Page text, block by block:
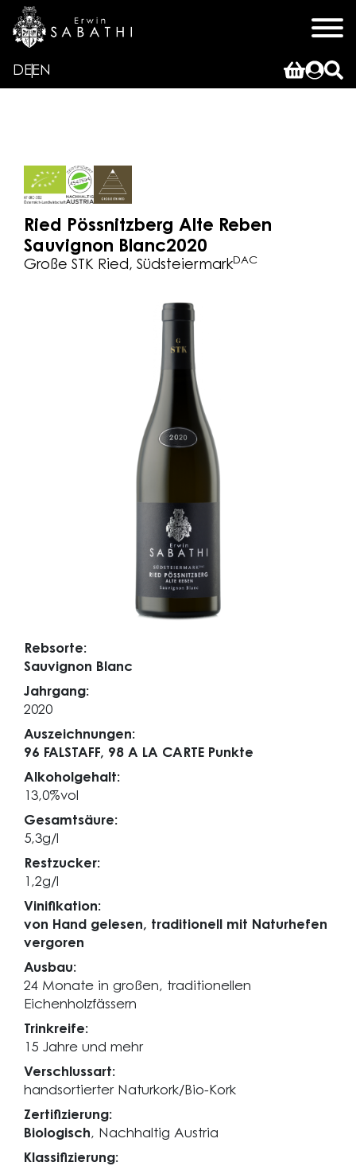
DEEN
Ried Pössnitzberg Alte Reben
Sauvignon Blanc2020
Große STK Ried, SüdsteiermarkDAC
Rebsorte:
Sauvignon Blanc
Jahrgang:
2020
Auszeichnungen:
96 FALSTAFF, 98 A LA CARTE Punkte
Alkoholgehalt:
13,0%vol
Gesamtsäure:
5,3g/l
Restzucker:
1,2g/l
Vinifikation:
von Hand gelesen, traditionell mit Naturhefen
vergoren
Ausbau:
24 Monate in großen, traditionellen
Eichenholzfässern
Trinkreife:
15 Jahre und mehr
Verschlussart:
handsortierter Naturkork/Bio-Kork
Zertifizierung:
Biologisch, Nachhaltig Austria
Klassifizierung: